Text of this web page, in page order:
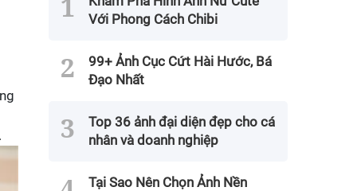
Với Phong Cách Chibi
99+ Ảnh Cục Cứt Hài Hước, Bá
Đạo Nhất
Top 36 ảnh đại diện đẹp cho cá
nhân và doanh nghiệp
Tại Sao Nên Chọn Ảnh Nền